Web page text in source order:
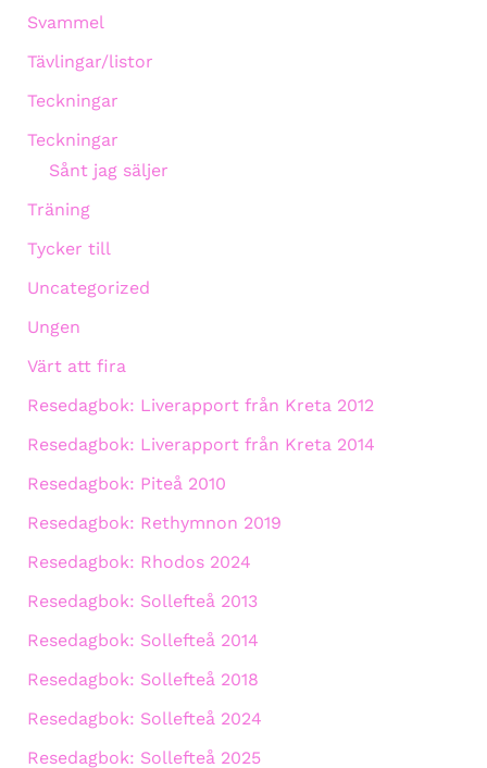
Svammel
Tävlingar/listor
Teckningar
Teckningar
Sånt jag säljer
Träning
Tycker till
Uncategorized
Ungen
Värt att fira
Resedagbok: Liverapport från Kreta 2012
Resedagbok: Liverapport från Kreta 2014
Resedagbok: Piteå 2010
Resedagbok: Rethymnon 2019
Resedagbok: Rhodos 2024
Resedagbok: Sollefteå 2013
Resedagbok: Sollefteå 2014
Resedagbok: Sollefteå 2018
Resedagbok: Sollefteå 2024
Resedagbok: Sollefteå 2025